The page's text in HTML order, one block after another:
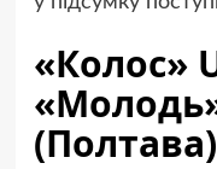
«Колос»